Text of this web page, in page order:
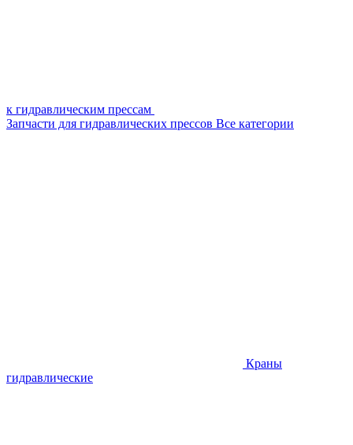
к гидравлическим прессам
Запчасти для гидравлических прессов Все категории
Краны
гидравлические